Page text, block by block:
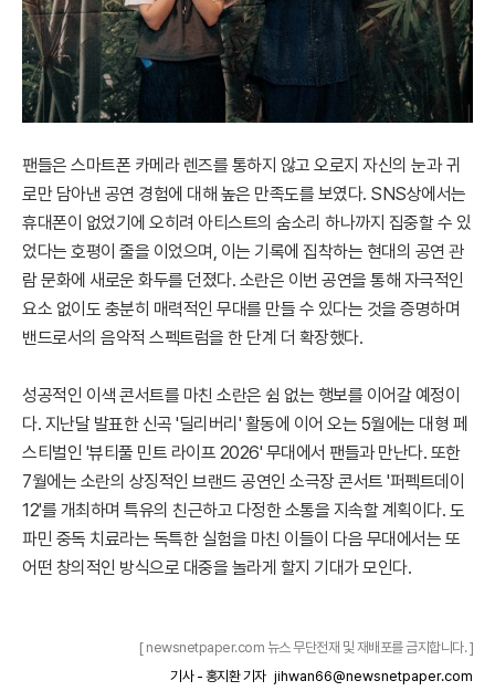
팬들은 스마트폰 카메라 렌즈를 통하지 않고 오로지 자신의 눈과 귀
로만 담아낸 공연 경험에 대해 높은 만족도를 보였다. SNS상에서는
휴대폰이 없었기에 오히려 아티스트의 숨소리 하나까지 집중할 수 있
었다는 호평이 줄을 이었으며, 이는 기록에 집착하는 현대의 공연 관
람 문화에 새로운 화두를 던졌다. 소란은 이번 공연을 통해 자극적인
요소 없이도 충분히 매력적인 무대를 만들 수 있다는 것을 증명하며
밴드로서의 음악적 스펙트럼을 한 단계 더 확장했다.
성공적인 이색 콘서트를 마친 소란은 쉼 없는 행보를 이어갈 예정이
다. 지난달 발표한 신곡 '딜리버리' 활동에 이어 오는 5월에는 대형 페
스티벌인 '뷰티풀 민트 라이프 2026' 무대에서 팬들과 만난다. 또한
7월에는 소란의 상징적인 브랜드 공연인 소극장 콘서트 '퍼펙트데이
12'를 개최하며 특유의 친근하고 다정한 소통을 지속할 계획이다. 도
파민 중독 치료라는 독특한 실험을 마친 이들이 다음 무대에서는 또
어떤 창의적인 방식으로 대중을 놀라게 할지 기대가 모인다.
[ newsnetpaper.com 뉴스 무단전재 및 재배포를 금지합니다. ]
기사 - 홍지환 기자 jihwan66@newsnetpaper.com